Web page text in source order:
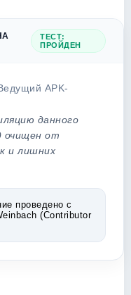
ТЕСТ:
ПРОЙДЕН
APK-
данного
очищен от
и лишних
проведено с
(Contributor